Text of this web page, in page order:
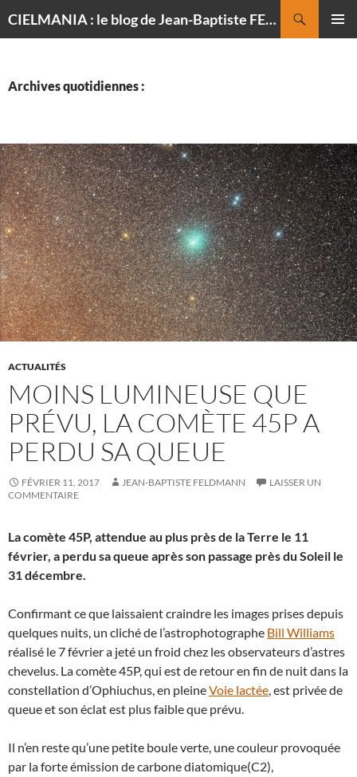
CIELMANIA : le blog de Jean-Baptiste FELDMANN, photographe du ciel
Archives quotidiennes :
ACTUALITÉS
MOINS LUMINEUSE QUE
PRÉVU, LA COMÈTE 45P A
PERDU SA QUEUE
FÉVRIER 11, 2017 JEAN-BAPTISTE FELDMANN
LAISSER UN
COMMENTAIRE
La comète 45P, attendue au plus près de la Terre le 11
février, a perdu sa queue après son passage près du Soleil le
31 décembre.
Confirmant ce que laissaient craindre les images prises depuis
quelques nuits, un cliché de l’astrophotographe Bill Williams
réalisé le 7 février a jeté un froid chez les observateurs d’astres
chevelus. La comète 45P, qui est de retour en fin de nuit dans la
constellation d’Ophiuchus, en pleineVoie lactée, est privée de
queue et son éclat est plus faible que prévu.
Il n’en reste qu’une petite boule verte, une couleur provoquée
par la forte émission de carbone diatomique(C2),